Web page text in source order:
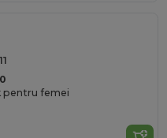
pentru femei